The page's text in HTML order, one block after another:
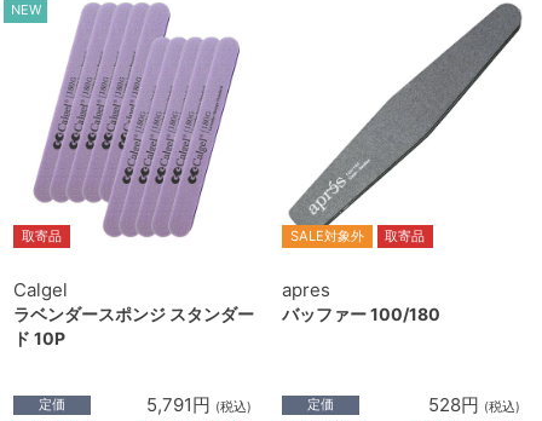
NEW
取寄品
Calgel
ラベンダースポンジ スタンダー
ド 10P
定価 5,791円 (税込)
SALE対象外 取寄品
apres
バッファー 100/180
定価 528円 (税込)